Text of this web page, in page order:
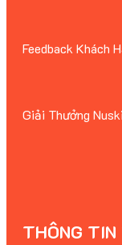
Feedback Khách
Giải Thưởng
THÔNG TIN